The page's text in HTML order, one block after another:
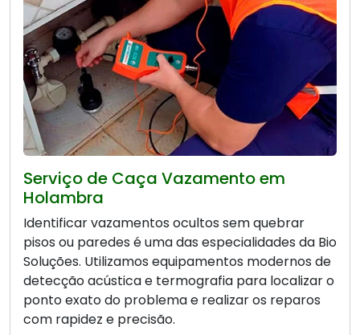
Serviço de Caça Vazamento em
Holambra
Identificar vazamentos ocultos sem quebrar
pisos ou paredes é uma das especialidades da Bio
Soluções. Utilizamos equipamentos modernos de
detecção acústica e termografia para localizar o
ponto exato do problema e realizar os reparos
com rapidez e precisão.